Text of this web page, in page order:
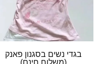
בגדי נשים בסגנון פאנק
(משלוח חינם)